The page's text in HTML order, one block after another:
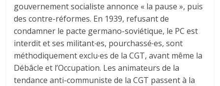
gouvernement socialiste annonce « la pause », puis
des contre-réformes. En 1939, refusant de
condamner le pacte germano-soviétique, le PC est
interdit et ses militant∙es, pourchassé∙es, sont
méthodiquement exclu∙es de la CGT, avant même la
Débâcle et l’Occupation. Les animateurs de la
tendance anti-communiste de la CGT passent à la